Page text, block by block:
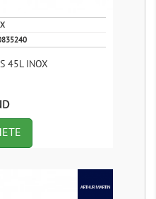
45L INOX
outlined